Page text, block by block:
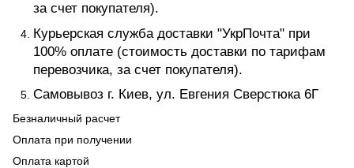
за счет покупателя).
Курьерская служба доставки "УкрПочта" при
100% оплате (стоимость доставки по тарифам
перевозчика, за счет покупателя).
Самовывоз г. Киев, ул. Евгения Сверстюка 6Г
Безналичный расчет
Оплата при получении
Оплата картой